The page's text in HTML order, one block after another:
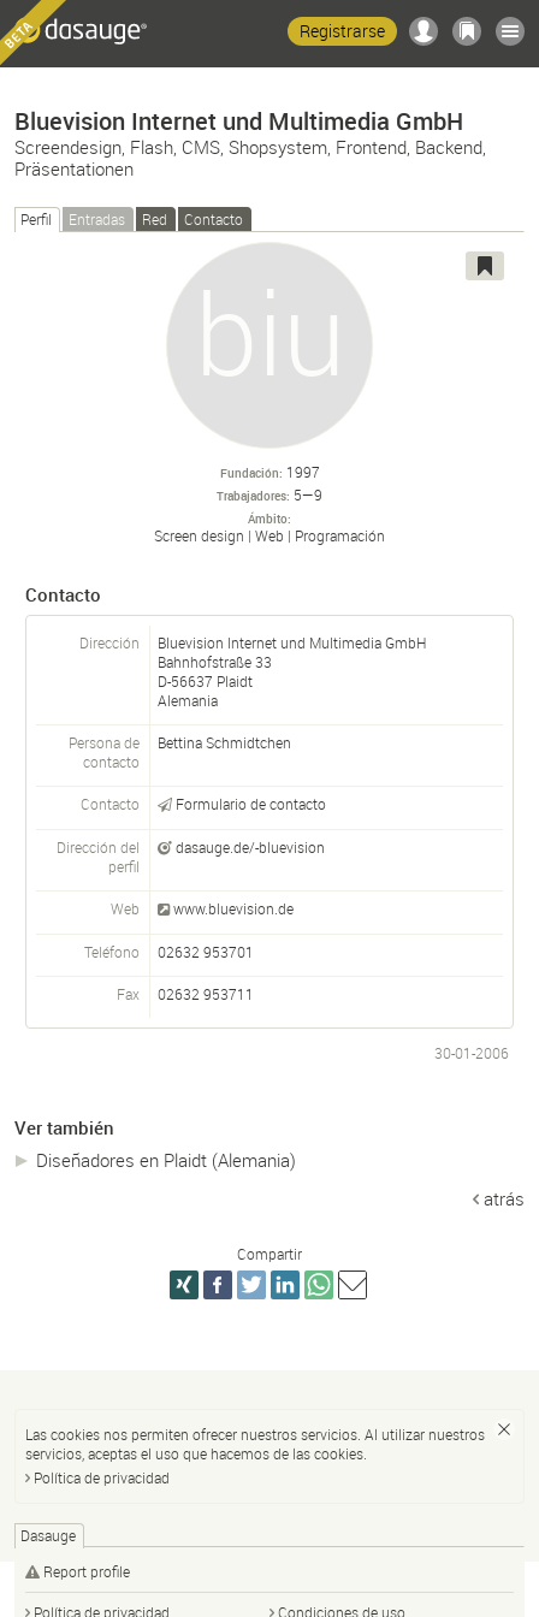
Registrarse
Bluevision Internet und Multimedia GmbH
Screendesign, Flash, CMS, Shopsystem, Frontend, Backend,
Präsentationen
Perfil Entradas Red Contacto
Fundación 1997
Trabajadores 5—9
Ámbito
Screen design Web Programación
Contacto
Dirección
Bluevision Internet und Multimedia GmbH
Bahnhofstraße 33
D-56637 Plaidt
Alemania
Persona de
contacto
Bettina Schmidtchen
Contacto Formulario de contacto
Dirección del
perfil
dasauge.de/-bluevision
Web www.bluevision.de
Teléfono 02632 953701
Fax 02632 953711
30-01-2006
Ver también
Diseñadores en Plaidt (Alemania)
atrás
Compartir
Las cookies nos permiten ofrecer nuestros servicios. Al utilizar nuestros
servicios, aceptas el uso que hacemos de las cookies.
Política de privacidad
Dasauge
Report profile
Política de privacidad Condiciones de uso